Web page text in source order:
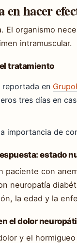
hacer
El organismo
intramuscular.
tratamiento
reportada en
tres días en
importancia de
estado
paciente con
neuropatía
la edad y la
el dolor
y el